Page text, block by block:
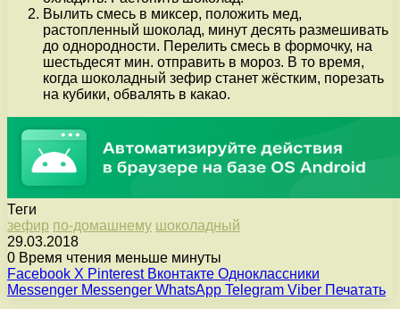
Вылить смесь в миксер, положить мед,
растопленный шоколад, минут десять размешивать
до однородности. Перелить смесь в формочку, на
шестьдесят мин. отправить в мороз. В то время,
когда шоколадный зефир станет жёстким, порезать
на кубики, обвалять в какао.
Теги
зефир по-домашнему шоколадный
29.03.2018
0 Время чтения меньше минуты
Facebook X Pinterest Вконтакте Одноклассники
Messenger Messenger WhatsApp Telegram Viber Печатать